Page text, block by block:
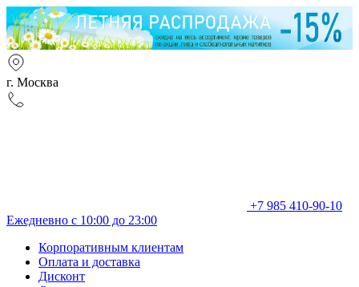
г. Москва
+7 985 410-90-10
Ежедневно с 10:00 до 23:00
Корпоративным клиентам
Оплата и доставка
Дисконт